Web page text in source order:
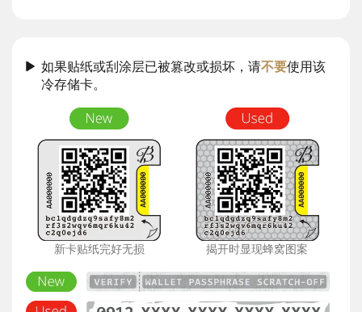
如果贴纸或刮涂层已被篡改或损坏，请不要使用该
冷存储卡。
新卡贴纸完好无损 揭开时显现蜂窝图案